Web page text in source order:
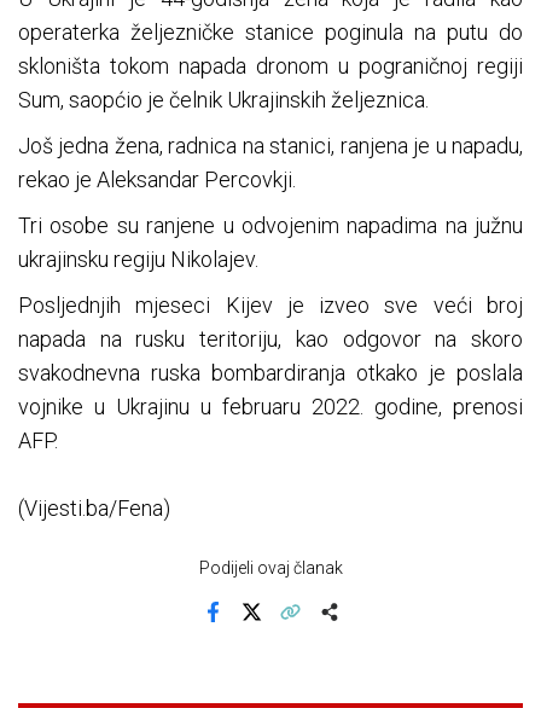
operaterka željezničke stanice poginula na putu do
skloništa tokom napada dronom u pograničnoj regiji
Sum, saopćio je čelnik Ukrajinskih željeznica.
Još jedna žena, radnica na stanici, ranjena je u napadu,
rekao je Aleksandar Percovkji.
Tri osobe su ranjene u odvojenim napadima na južnu
ukrajinsku regiju Nikolajev.
Posljednjih mjeseci Kijev je izveo sve veći broj
napada na rusku teritoriju, kao odgovor na skoro
svakodnevna ruska bombardiranja otkako je poslala
vojnike u Ukrajinu u februaru 2022. godine, prenosi
AFP.
(Vijesti.ba/Fena)
Podijeli ovaj članak